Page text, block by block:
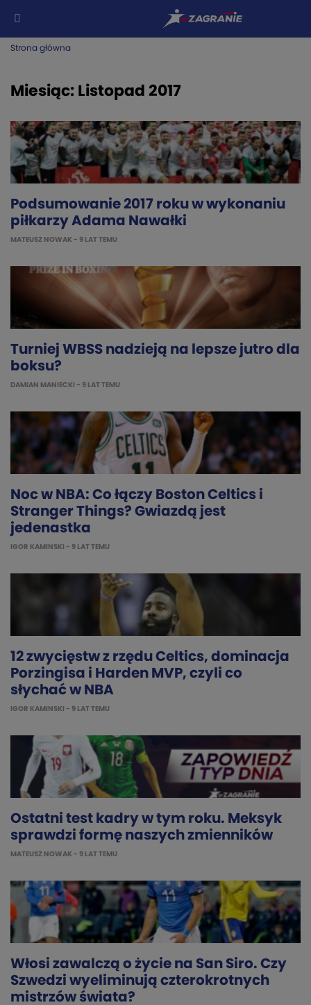
Strona główna
Miesiąc: Listopad 2017
Podsumowanie 2017 roku w wykonaniu
piłkarzy Adama Nawałki
MATEUSZ NOWAK - 9 LAT TEMU
Turniej WBSS nadzieją na lepsze jutro dla
boksu?
DAMIAN MANIECKI - 9 LAT TEMU
Noc w NBA: Co łączy Boston Celtics i
Stranger Things? Gwiazdą jest
jedenastka
IGOR KAMINSKI - 9 LAT TEMU
12 zwycięstw z rzędu Celtics, dominacja
Porzingisa i Harden MVP, czyli co
słychać w NBA
IGOR KAMINSKI - 9 LAT TEMU
Ostatni test kadry w tym roku. Meksyk
sprawdzi formę naszych zmienników
MATEUSZ NOWAK - 9 LAT TEMU
Włosi zawalczą o życie na San Siro. Czy
Szwedzi wyeliminują czterokrotnych
mistrzów świata?